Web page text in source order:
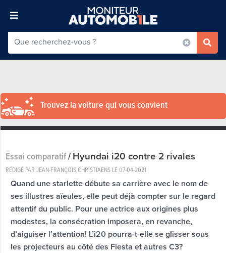
Trouvez la voiture qui vous convient
Essai comparatif/Hyundai i20 contre 2 rivales
RÉDIGÉ PAR JEAN-FRANÇOIS CHRISTIAENS LE07-04-2021
Quand une starlette débute sa carrière avec le nom de
ses illustres aïeules, elle peut déjà compter sur le regard
attentif du public. Pour une actrice aux origines plus
modestes, la consécration imposera, en revanche,
d’aiguiser l’attention! L’i20 pourra-t-elle se glisser sous
les projecteurs au côté des Fiesta et autres C3?